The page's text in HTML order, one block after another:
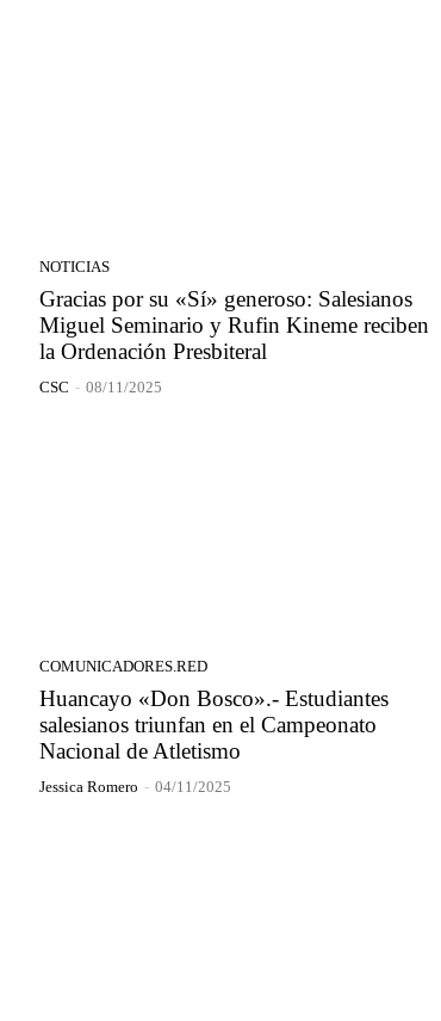
NOTICIAS
Gracias por su «Sí» generoso: Salesianos
Miguel Seminario y Rufin Kineme reciben
la Ordenación Presbiteral
CSC - 08/11/2025
COMUNICADORES.RED
Huancayo «Don Bosco».- Estudiantes
salesianos triunfan en el Campeonato
Nacional de Atletismo
Jessica Romero - 04/11/2025